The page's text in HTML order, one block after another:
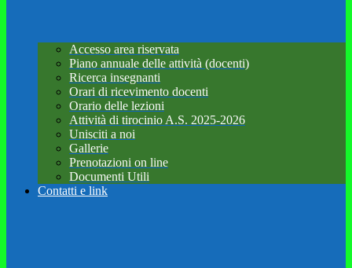
Accesso area riservata
Piano annuale delle attività (docenti)
Ricerca insegnanti
Orari di ricevimento docenti
Orario delle lezioni
Attività di tirocinio A.S. 2025-2026
Unisciti a noi
Gallerie
Prenotazioni on line
Documenti Utili
Contatti e link